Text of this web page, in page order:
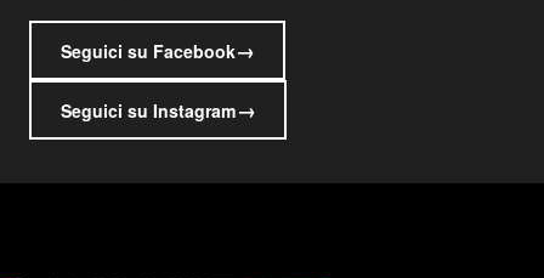
Seguici su Facebook→
Seguici su Instagram→